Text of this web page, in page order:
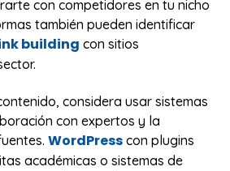
con competidores en tu nicho
también pueden identificar
building con sitios
considera usar sistemas
con expertos y la
WordPress con plugins
académicas o sistemas de